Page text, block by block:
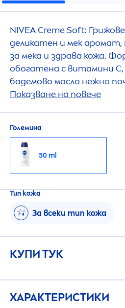
NIVEA CremeSoft:
деликатен и мек
за мека и здрава кожа.
обогатена с витамини C,
бадемово масло нежно
защитава кожата от
Показване на повече
Големина
50 ml
Тип кожа
За всеки тип кожа
КУПИ ТУК
ХАРАКТЕРИСТИКИ